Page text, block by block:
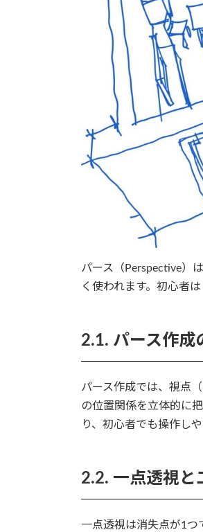
パース（Perspective）
く使われます。初心者
2.1. パース作成
パース作成では、視点
の位置関係を立体的に
り、初心者でも操作し
2.2. 一点透視と
一点透視は消失点が1つ